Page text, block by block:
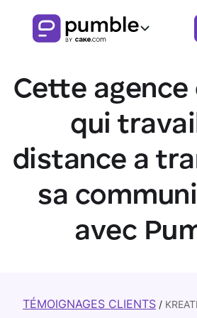
Produit
FONCTIONNALITÉS
COMMUNICATION
Canaux
Messages
Fils de discussion
COLLABORATION
ACTIVITÉ
Télétravail
Éducation
Ressources
DÉCOUVRIR
Pôle de connaissances
Télécharger
Pumble
Regarder la
Cette
qui
distance a
sa
avec
TÉMOIGNAGES CLIENTS /